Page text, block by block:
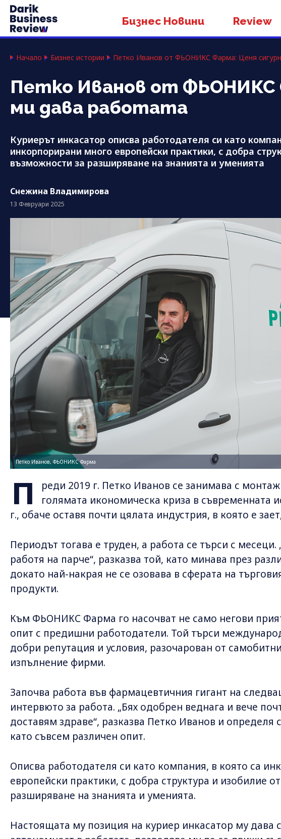
Бизнес Новини Review
Начало Бизнес истории Петко Иванов от ФЬОНИКС Фарма: Ценя
Петко Иванов от ФЬОНИКС
ми дава работата
Куриерът инкасатор описва работодателя си като
инкорпорирани много европейски практики, с добра
възможности за разширяване на знанията и уменията
Снежина Владимирова
13 Февруари 2025
Петко Иванов, ФЬОНИКС Фарма
П
реди 2019 г. Петко Иванов се занимава с
голямата икономическа криза в съвременната
г., обаче оставя почти цялата индустрия, в която е
Периодът тогава е труден, а работа се търси с
работя на парче“, разказва той, като минава през
докато най-накрая не се озовава в сферата на
продукти.
Към ФЬОНИКС Фарма го насочват не само негови
опит с предишни работодатели. Той търси
добри репутация и условия, разочарован от
изпълнение фирми.
Започва работа във фармацевтичния гигант на
интервюто за работа. „Бях одобрен веднага и вече
доставям здраве“, разказва Петко Иванов и определя
като съвсем различен опит.
Описва работодателя си като компания, в която са
европейски практики, с добра структура и изобилие
разширяване на знанията и уменията.
Настоящата му позиция на куриер инкасатор му дава